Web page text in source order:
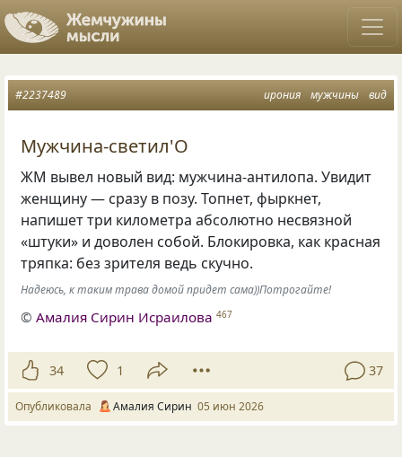
ирония мужчины вид
#2237489
Мужчина-светил'О
ЖМ вывел новый вид: мужчина-антилопа. Увидит
женщину — сразу в позу. Топнет, фыркнет,
напишет три километра абсолютно несвязной
«штуки» и доволен собой. Блокировка, как красная
тряпка: без зрителя ведь скучно.
Надеюсь, к таким трава домой придет сама))Потрогайте!
©Амалия Сирин Исраилова 467
34 1 37
Опубликовала Амалия Сирин 05 июн 2026